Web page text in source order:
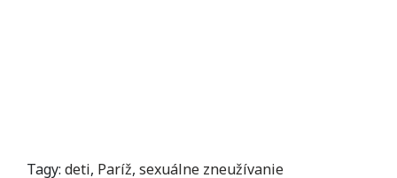
Tagy: deti, Paríž, sexuálne zneužívanie